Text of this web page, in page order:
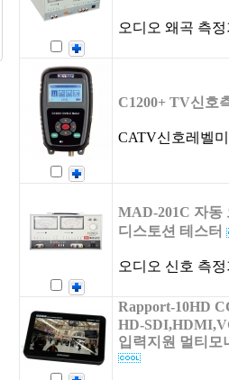
오디오 왜곡 측정
C1200+ TV신호
CATV신호레벨
MAD-201C 자동
디스토션 테스터
오디오 신호 측정
Rapport-10HD
HD-
입력지원 멀티모